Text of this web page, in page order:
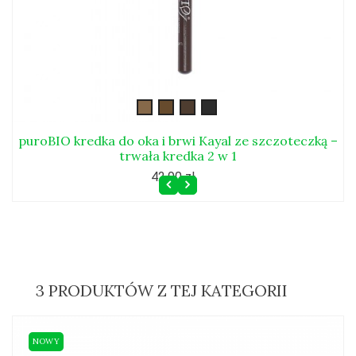
puroBIO kredka do oka i brwi Kayal ze szczoteczką –
trwała kredka 2 w 1
42,90 zł
3 PRODUKTÓW Z TEJ KATEGORII
NOWY